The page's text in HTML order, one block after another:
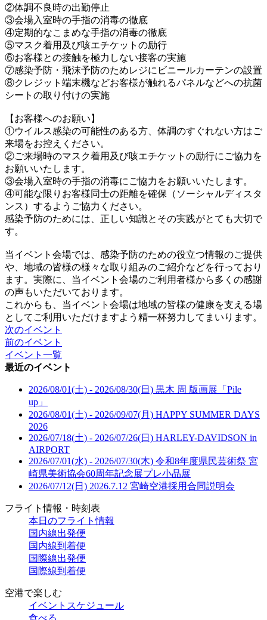
②体調不良時の出勤停止
③会場入室時の手指の消毒の徹底
④定期的なこまめな手指の消毒の徹底
⑤マスク着用及び咳エチケットの励行
⑥お客様との接触を極力しない接客の実施
⑦感染予防・飛沫予防のためレジにビニールカーテンの設置
⑧クレジット端末機などお客様が触れるパネルなどへの抗菌
シートの取り付けの実施
【お客様へのお願い】
①ウイルス感染の可能性のある方、体調のすぐれない方はご
来場をお控えください。
②ご来場時のマスク着用及び咳エチケットの励行にご協力を
お願いいたします。
③会場入室時の手指の消毒にご協力をお願いいたします。
④可能な限りお客様同士の距離を確保（ソーシャルディスタ
ンス）するようご協力ください。
感染予防のためには、正しい知識とその実践がとても大切で
す。
当イベント会場では、感染予防のための役立つ情報のご提供
や、地域の皆様の様々な取り組みのご紹介などを行っており
ます。実際に、当イベント会場のご利用者様から多くの感謝
の声もいただいております。
これからも、当イベント会場は地域の皆様の健康を支える場
としてご利用いただけますよう精一杯努力してまいります。
次のイベント
前のイベント
イベント一覧
最近のイベント
2026/08/01(土) - 2026/08/30(日) 黒木 周 版画展「Pile
up」
2026/08/01(土) - 2026/09/07(月) HAPPY SUMMER DAYS
2026
2026/07/18(土) - 2026/07/26(日) HARLEY-DAVIDSON in
AIRPORT
2026/07/01(水) - 2026/07/30(木) 令和8年度県民芸術祭 宮
崎県美術協会60周年記念展プレ小品展
2026/07/12(日) 2026.7.12 宮崎空港採用合同説明会
フライト情報・時刻表
本日のフライト情報
国内線出発便
国内線到着便
国際線出発便
国際線到着便
空港で楽しむ
イベントスケジュール
食べる